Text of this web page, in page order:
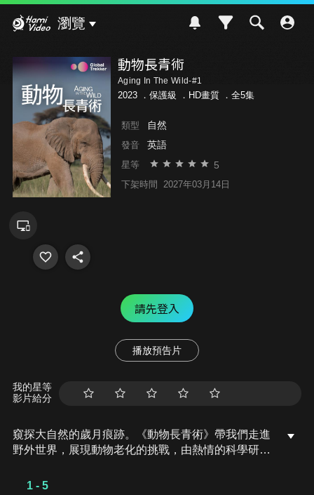
瀏覽
動物長青術
Aging In The Wild-#1
2023 ． 保護級 ．HD畫質 ．全5集
類型 自然
發音 英語
星等 5
下架時間 2027年03月14日
請先登入
播放預告片
我的星等
影片給分
窺探大自然的歲月痕跡。《動物長青術》帶我們走進
野外世界，展現動物老化的挑戰，由熱情的科學研究
集認識一些動物長老，牠們幫我們瞭解與長壽相關的
1 - 5